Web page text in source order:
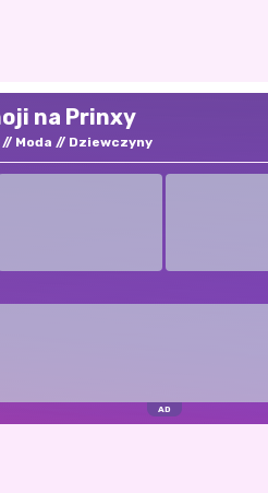
na Prinxy
Moda Dziewczyny